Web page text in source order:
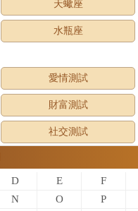
天蠍座
水瓶座
愛情測試
財富測試
社交測試
D E F
N O P